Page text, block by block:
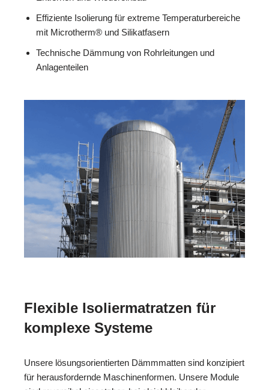
Effiziente Isolierung für extreme Temperaturbereiche
mit Microtherm® und Silikatfasern
Technische Dämmung von Rohrleitungen und
Anlagenteilen
Flexible Isoliermatratzen für
komplexe Systeme
Unsere lösungsorientierten Dämmmatten sind konzipiert
für herausfordernde Maschinenformen. Unsere Module